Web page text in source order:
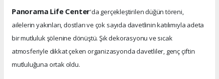
Panorama Life Center'da gerçekleştirilen düğün töreni,
ailelerin yakınları, dostları ve çok sayıda davetlinin katılımıyla adeta
bir mutluluk şölenine dönüştü. Şık dekorasyonu ve sıcak
atmosferiyle dikkat çeken organizasyonda davetliler, genç çiftin
mutluluğuna ortak oldu.